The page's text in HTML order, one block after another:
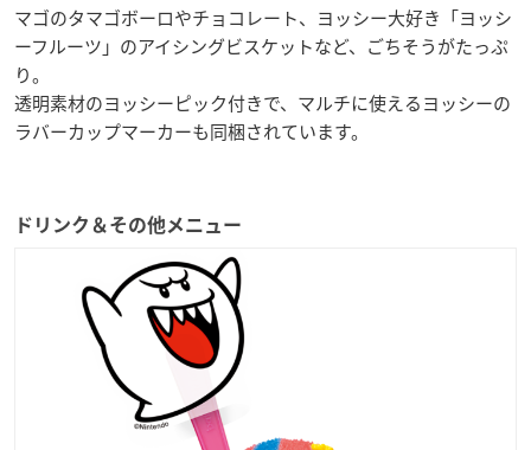
マゴのタマゴボーロやチョコレート、ヨッシー大好き「ヨッシ
ーフルーツ」のアイシングビスケットなど、ごちそうがたっぷ
り。
透明素材のヨッシーピック付きで、マルチに使えるヨッシーの
ラバーカップマーカーも同梱されています。
ドリンク＆その他メニュー